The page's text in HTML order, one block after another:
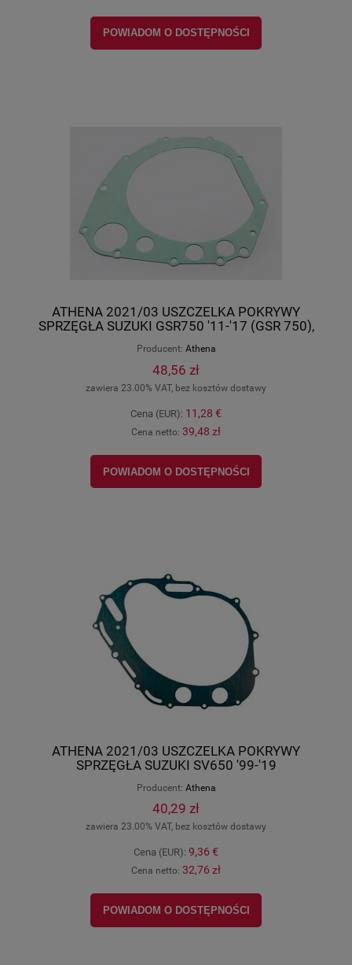
POWIADOM O DOSTĘPNOŚCI
ATHENA 2021/03 USZCZELKA POKRYWY
SPRZĘGŁA SUZUKI GSR750 '11-'17 (GSR 750),
Producent: Athena
48,56 zł
zawiera 23.00% VAT, bez kosztów dostawy
Cena (EUR): 11,28 €
Cena netto: 39,48 zł
POWIADOM O DOSTĘPNOŚCI
ATHENA 2021/03 USZCZELKA POKRYWY
SPRZĘGŁA SUZUKI SV650 '99-'19
Producent: Athena
40,29 zł
zawiera 23.00% VAT, bez kosztów dostawy
Cena (EUR): 9,36 €
Cena netto: 32,76 zł
POWIADOM O DOSTĘPNOŚCI